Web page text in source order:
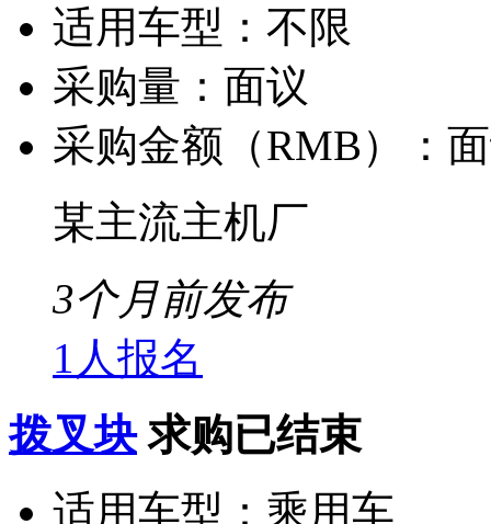
适用车型： 不限
采购量： 面议
采购金额（RMB）：
某主流主机厂
3个月前发布
1人报名
拨叉块 求购已结束
适用车型： 乘用车